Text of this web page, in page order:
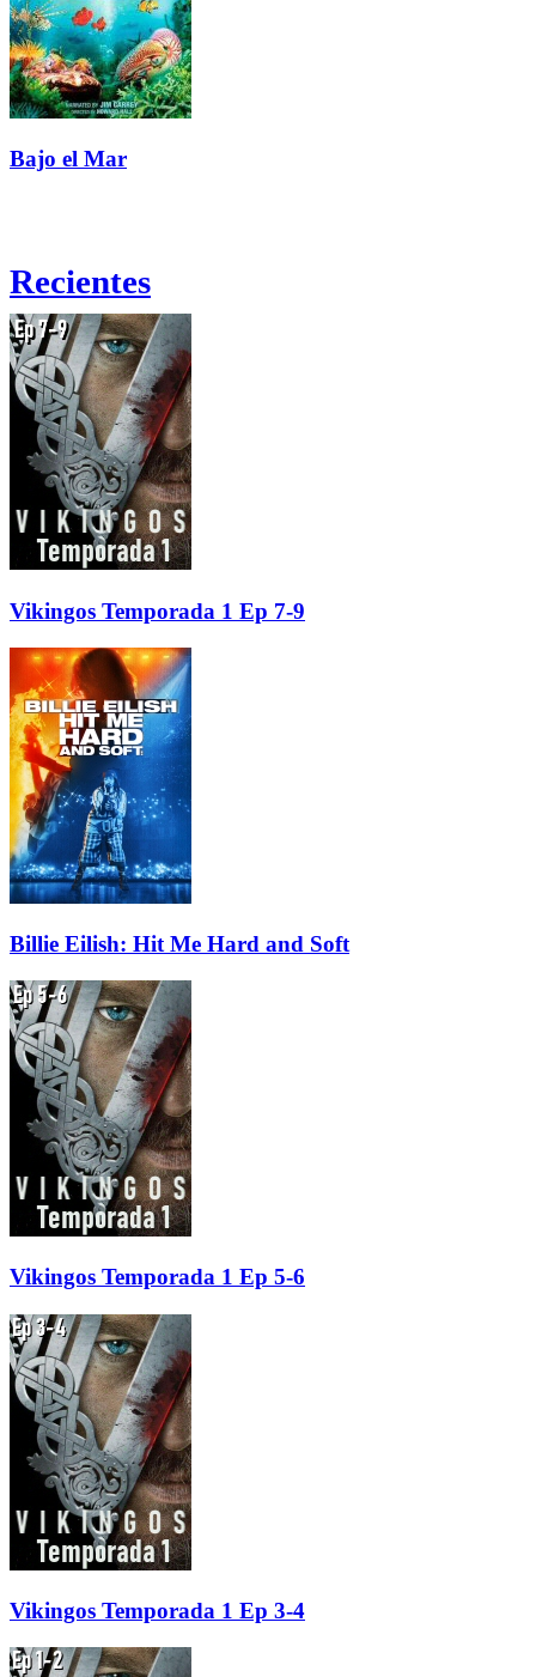
Bajo el Mar
Recientes
Vikingos Temporada 1 Ep 7-9
Billie Eilish: Hit Me Hard and Soft
Vikingos Temporada 1 Ep 5-6
Vikingos Temporada 1 Ep 3-4